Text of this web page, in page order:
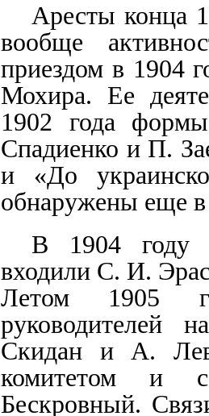
Аресты конца
вообще
приездом в 1904
Мохира. Ее
1902 года
Спадиенко и П.
и «До
обнаружены еще
В 1904 году
входили С. И.
Летом 1905
руководителей
Скидан и А.
комитетом и
Бескровный.